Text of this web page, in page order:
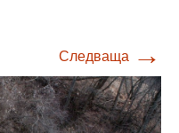
Следваща →